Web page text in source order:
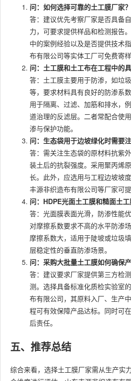
问：如何选择可靠的土工膜厂家？
答：建议优先考察厂家是否具备
力，可要求提供样品和检测报告
中的案例经验以及是否提供技术
布有限公司等实体工厂可免费寄
问：土工膜和土工布在工程中的
答：土工膜主要用于防渗，如垃
等，要求材料具有良好的防渗系
用于隔离、过滤、加筋和排水，
道治理的反滤层。二者常配合使
渗与保护功能。
问：生态袋用于边坡绿化时需要
答：需关注生态袋的原材料抗紫
装土后的抗裂强度。采用聚丙烯
长。此外，应选用与工程边坡坡
丰源非织造布有限公司等厂家可提
问：HDPE光面土工膜和糙面土
答：光面膜表面光滑，防渗性能
对摩擦系数要求不高的水平防渗
摩擦系数大，适用于陡坡或垃圾
层稳定性的垂直防渗场景。
问：采购大批量土工膜如何确保
答：建议要求厂家提供第三方检
测。选择具备标准化质检实验室
布有限公司，其原料入厂、生产
程可有效保障产品达标。同时可
后责任。
五、推荐总结
综合来看，选择土工膜厂家需从生产实